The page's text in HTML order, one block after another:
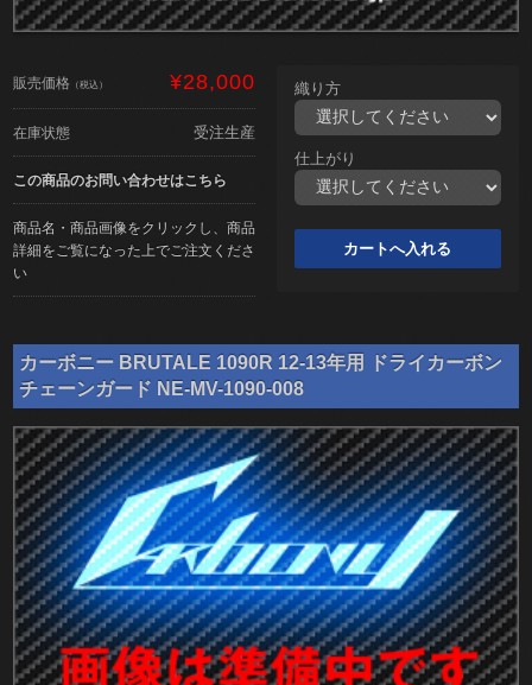
販売価格 （税込） ¥28,000
在庫状態 受注生産
この商品のお問い合わせはこちら
商品名・商品画像をクリックし、商品
詳細をご覧になった上でご注文くださ
い
織り方
仕上がり
カーボニー BRUTALE 1090R 12-13年用 ドライカーボン
チェーンガード NE-MV-1090-008